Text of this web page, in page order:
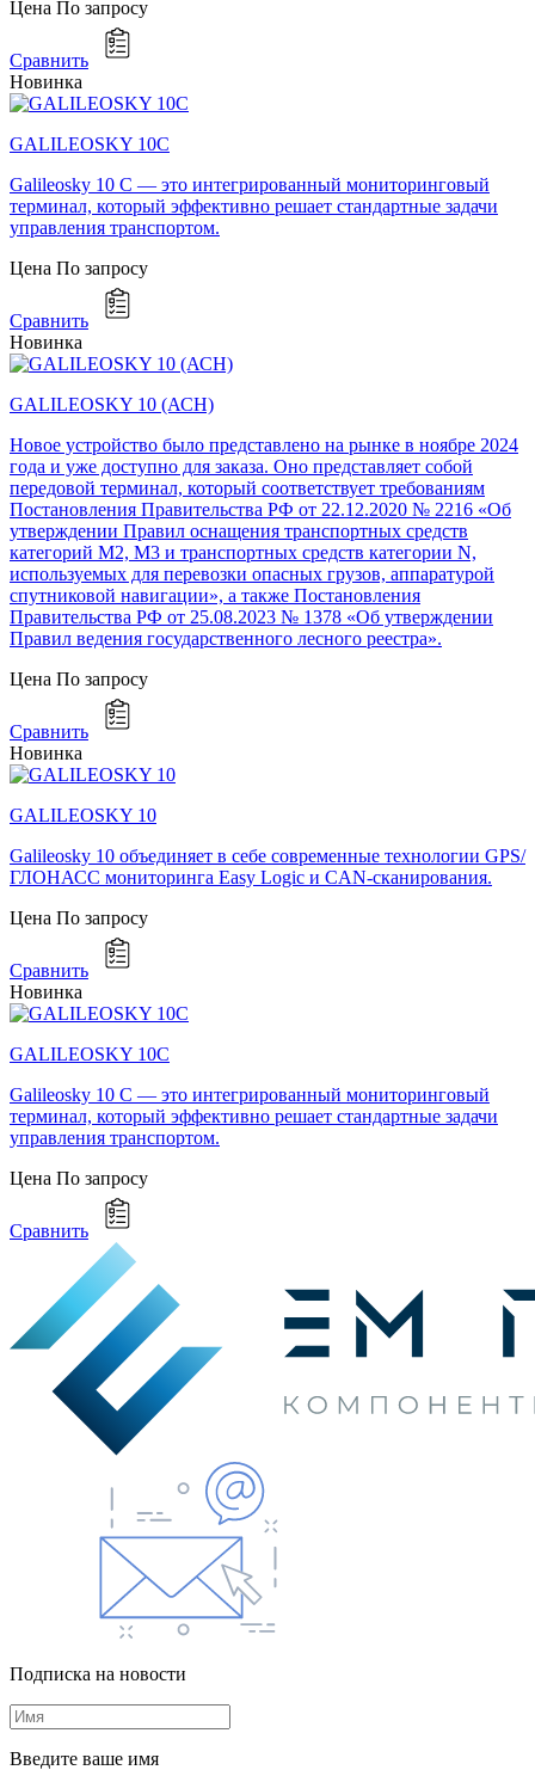
Цена По запросу
Сравнить
Новинка
GALILEOSKY 10C
Galileosky 10 C — это интегрированный мониторинговый
терминал, который эффективно решает стандартные задачи
управления транспортом.
Цена По запросу
Сравнить
Новинка
GALILEOSKY 10 (АСН)
Новое устройство было представлено на рынке в ноябре 2024
года и уже доступно для заказа. Оно представляет собой
передовой терминал, который соответствует требованиям
Постановления Правительства РФ от 22.12.2020 № 2216 «Об
утверждении Правил оснащения транспортных средств
категорий М2, М3 и транспортных средств категории N,
используемых для перевозки опасных грузов, аппаратурой
спутниковой навигации», а также Постановления
Правительства РФ от 25.08.2023 № 1378 «Об утверждении
Правил ведения государственного лесного реестра».
Цена По запросу
Сравнить
Новинка
GALILEOSKY 10
Galileosky 10 объединяет в себе современные технологии GPS/
ГЛОНАСС мониторинга Easy Logic и CAN-сканирования.
Цена По запросу
Сравнить
Новинка
GALILEOSKY 10C
Galileosky 10 C — это интегрированный мониторинговый
терминал, который эффективно решает стандартные задачи
управления транспортом.
Цена По запросу
Сравнить
Подписка на новости
Введите ваше имя